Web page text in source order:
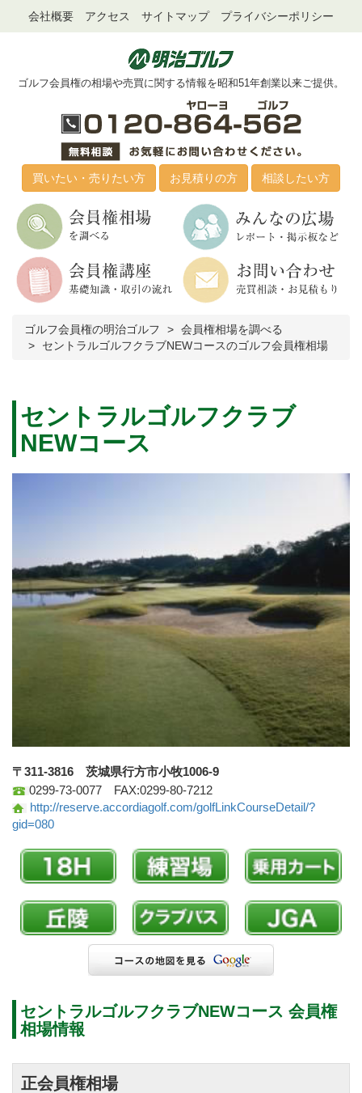
会社概要 アクセス サイトマップ プライバシーポリシー
ゴルフ会員権の相場や売買に関する情報を昭和51年創業以来ご提供。
買いたい・売りたい方 お見積りの方 相談したい方
ゴルフ会員権の明治ゴルフ
会員権相場を調べる
セントラルゴルフクラブNEWコースのゴルフ会員権相場
セントラルゴルフクラブ
NEWコース
〒311-3816 茨城県行方市小牧1006-9
0299-73-0077 FAX:0299-80-7212
http://reserve.accordiagolf.com/golfLinkCourseDetail/?
gid=080
セントラルゴルフクラブNEWコース 会員権
相場情報
正会員権相場